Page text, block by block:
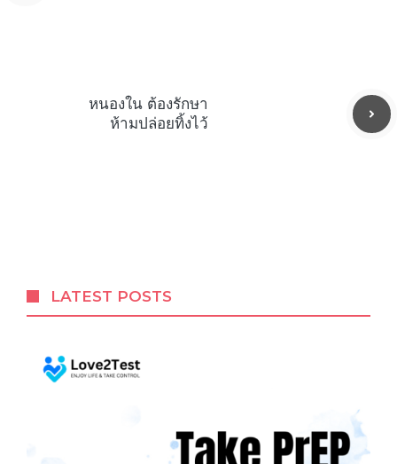
หนองใน ต้องรักษา
ห้ามปล่อยทิ้งไว้
LATEST POSTS